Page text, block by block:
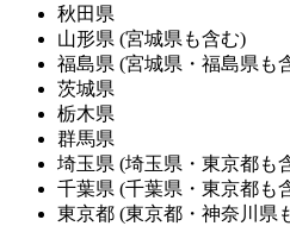
秋田県
山形県 (宮城県も含む)
福島県 (宮城県・福島県も
茨城県
栃木県
群馬県
埼玉県 (埼玉県・東京都も
千葉県 (千葉県・東京都も
東京都 (東京都・神奈川県